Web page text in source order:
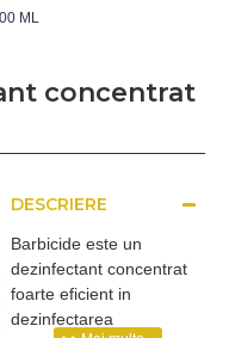
ML
concentrat
DESCRIERE
Barbicide este un
dezinfectant concentrat
foarte eficient in
dezinfectarea